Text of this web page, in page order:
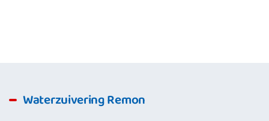
Waterzuivering Remon